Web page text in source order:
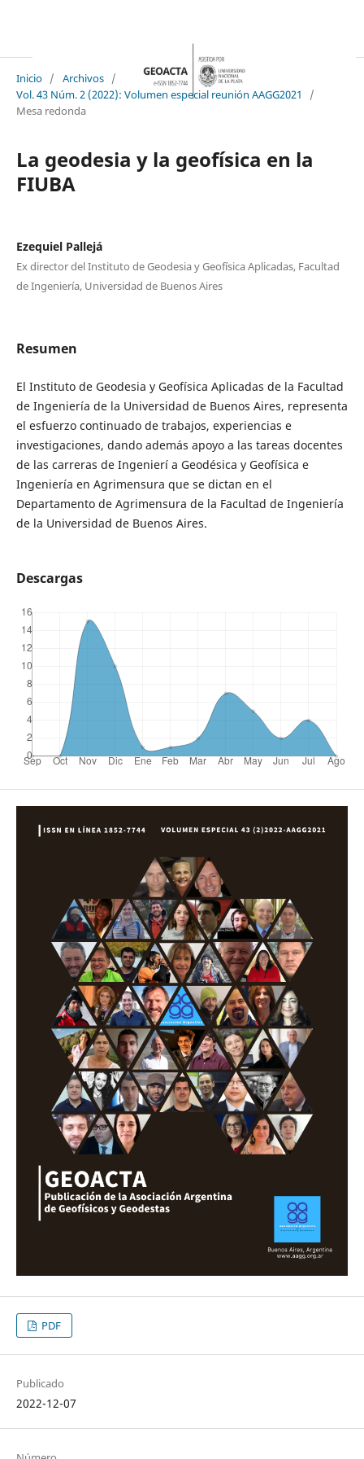
Inicio / Archivos /
Vol. 43 Núm. 2 (2022): Volumen especial reunión AAGG2021
/
Mesa redonda
La geodesia y la geofísica en la
FIUBA
Ezequiel Pallejá
Ex director del Instituto de Geodesia y Geofísica Aplicadas, Facultad
de Ingeniería, Universidad de Buenos Aires
Resumen
El Instituto de Geodesia y Geofísica Aplicadas de la Facultad
de Ingeniería de la Universidad de Buenos Aires, representa
el esfuerzo continuado de trabajos, experiencias e
investigaciones, dando además apoyo a las tareas docentes
de las carreras de Ingenierí a Geodésica y Geofísica e
Ingeniería en Agrimensura que se dictan en el
Departamento de Agrimensura de la Facultad de Ingeniería
de la Universidad de Buenos Aires.
Descargas
PDF
Publicado
2022-12-07